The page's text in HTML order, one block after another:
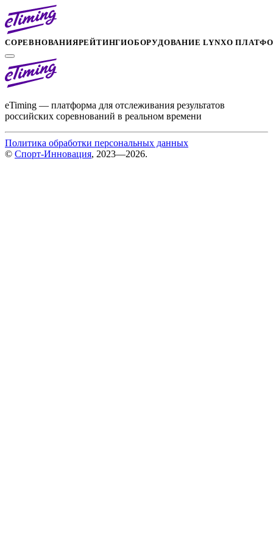
СОРЕВНОВАНИЯРЕЙТИНГИОБОРУДОВАНИЕ LYNXО
eTiming — платформа для отслеживания результатов
российских соревнований в реальном времени
Политика обработки персональных данных
© Спорт-Инновация, 2023—2026.